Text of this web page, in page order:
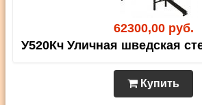
62300,00 руб.
У520Кч Уличная шведская
Купить